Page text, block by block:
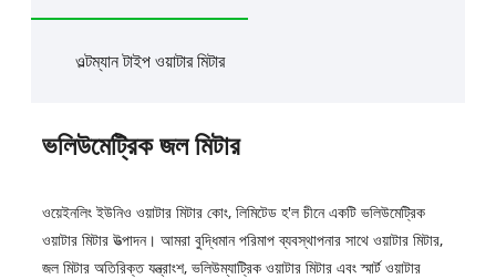
ওল্টম্যান টাইপ ওয়াটার মিটার
ভলিউমেট্রিক জল মিটার
ওয়েইনলিং ইউনিও ওয়াটার মিটার কোং, লিমিটেড হ'ল চীনে একটি ভলিউমেট্রিক
ওয়াটার মিটার উত্পাদন। আমরা বুদ্ধিমান পরিমাপ ব্যবস্থাপনার সাথে ওয়াটার মিটার,
জল মিটার অতিরিক্ত যন্ত্রাংশ, ভলিউম্যাট্রিক ওয়াটার মিটার এবং স্মার্ট ওয়াটার